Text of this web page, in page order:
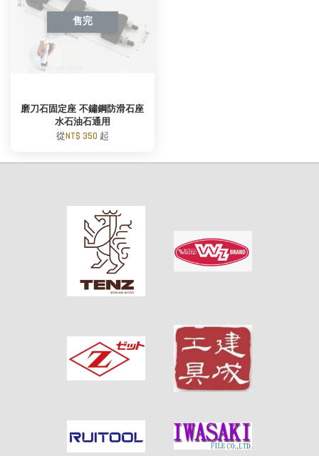
售完
磨刀石固定座 不鏽鋼防滑石座
水石油石通用
從NT$ 350 起